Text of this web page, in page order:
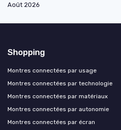
Août 2026
Shopping
Montres connectées par usage
Montres connectées par technologie
Montres connectées par matériaux
Montres connectées par autonomie
Montres connectées par écran